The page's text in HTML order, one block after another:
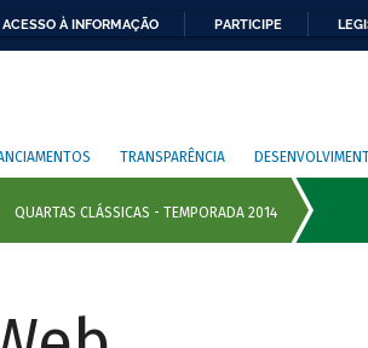
ACESSO À INFORMAÇÃO PARTICIPE
TRANSPARÊNCIA